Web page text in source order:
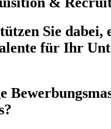
Sie dabei,
für Ihr